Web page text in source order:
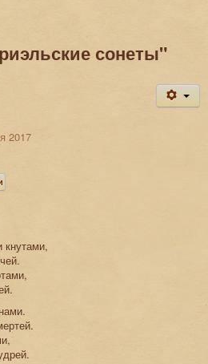
сонеты"
2017
кнутами,
и смертей.
умами,